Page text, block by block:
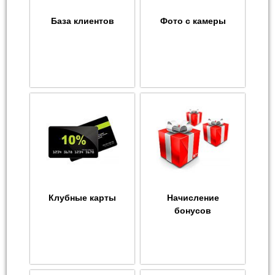
База клиентов Фото с камеры
Клубные карты
Начисление
бонусов